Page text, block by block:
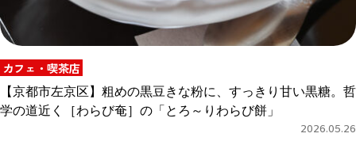
カフェ・喫茶店
【京都市左京区】粗めの黒豆きな粉に、すっきり甘い黒糖。哲
学の道近く［わらび奄］の「とろ～りわらび餅」
2026.05.26